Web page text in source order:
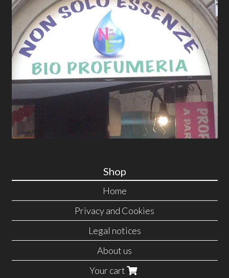
Shop
Home
Privacy and Cookies
Legal notices
About us
Your cart